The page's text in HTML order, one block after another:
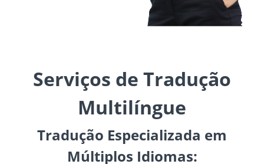
Serviços de Tradução
Multilíngue
Tradução Especializada em
Múltiplos Idiomas: